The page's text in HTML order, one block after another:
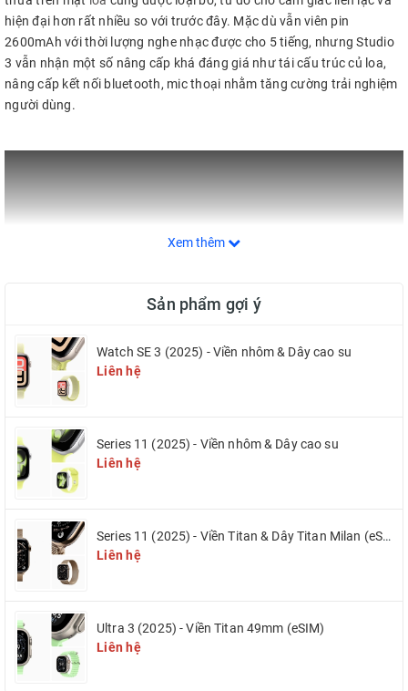
hiện đại hơn rất nhiều so với trước đây. Mặc dù vẫn viên pin
2600mAh với thời lượng nghe nhạc được cho 5 tiếng, nhưng Studio
3 vẫn nhận một số nâng cấp khá đáng giá như tái cấu trúc củ loa,
nâng cấp kết nối bluetooth, mic thoại nhằm tăng cường trải nghiệm
người dùng.
Gần như suy nghĩ đầu tiên khi mình nhận được Onyx Studio 3 nói
Xem thêm
Sản phẩm gợi ý
Watch SE 3 (2025) - Viền nhôm & Dây cao su
Liên hệ
Series 11 (2025) - Viền nhôm & Dây cao su
Liên hệ
Series 11 (2025) - Viền Titan & Dây Titan Milan (eSIM)
Liên hệ
Ultra 3 (2025) - Viền Titan 49mm (eSIM)
Liên hệ